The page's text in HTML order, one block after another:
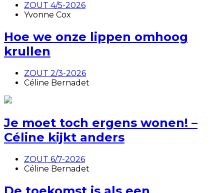
ZOUT 4/5-2026
Yvonne Cox
Hoe we onze lippen omhoog
krullen
ZOUT 2/3-2026
Céline Bernadet
Je moet toch ergens wonen! –
Céline kijkt anders
ZOUT 6/7-2026
Céline Bernadet